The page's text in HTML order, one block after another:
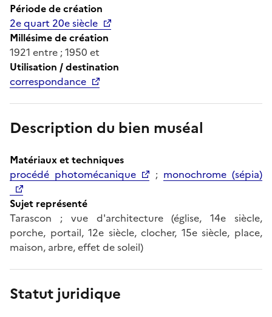
Période de création
2e quart 20e siècle
Millésime de création
1921 entre ; 1950 et
Utilisation / destination
correspondance
Description du bien muséal
Matériaux et techniques
procédé photomécanique
; monochrome (sépia)
Sujet représenté
Tarascon ; vue d'architecture (église, 14e siècle,
porche, portail, 12e siècle, clocher, 15e siècle, place,
maison, arbre, effet de soleil)
Statut juridique